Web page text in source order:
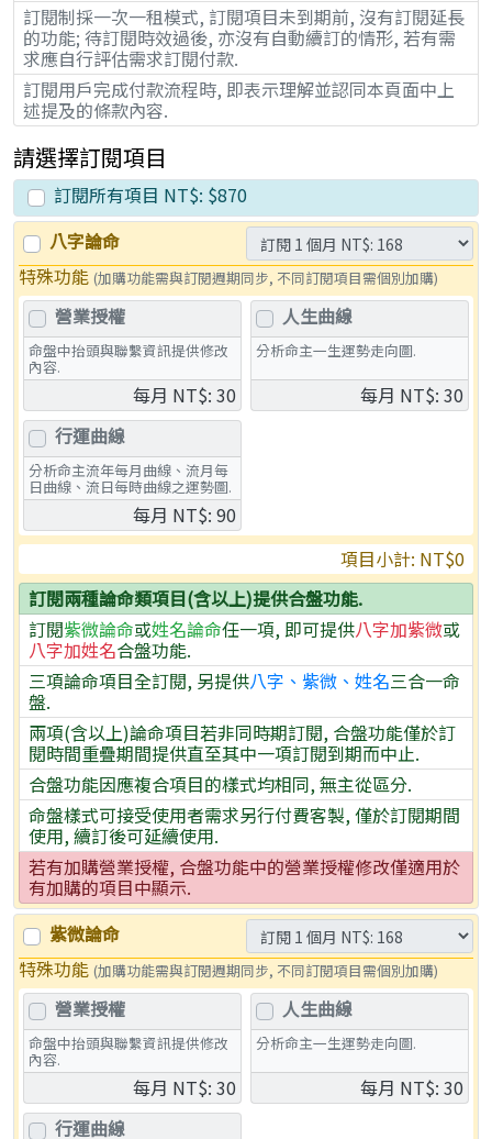
訂閱制採一次一租模式, 訂閱項目未到期前, 沒有訂閱延長
的功能; 待訂閱時效過後, 亦沒有自動續訂的情形, 若有需
求應自行評估需求訂閱付款.
訂閱用戶完成付款流程時, 即表示理解並認同本頁面中上
述提及的條款內容.
請選擇訂閱項目
訂閱所有項目 NT$: $870
八字論命
特殊功能 (加購功能需與訂閱週期同步, 不同訂閱項目需個別加購)
營業授權
命盤中抬頭與聯繫資訊提供修改
內容.
每月 NT$: 30
人生曲線
分析命主一生運勢走向圖.
每月 NT$: 30
行運曲線
分析命主流年每月曲線、流月每
日曲線、流日每時曲線之運勢圖.
每月 NT$: 90
項目小計: NT$0
訂閱兩種論命類項目(含以上)提供合盤功能.
訂閱紫微論命或姓名論命任一項, 即可提供八字加紫微或
八字加姓名合盤功能.
三項論命項目全訂閱, 另提供八字、紫微、姓名三合一命
盤.
兩項(含以上)論命項目若非同時期訂閱, 合盤功能僅於訂
閱時間重疊期間提供直至其中一項訂閱到期而中止.
合盤功能因應複合項目的樣式均相同, 無主從區分.
命盤樣式可接受使用者需求另行付費客製, 僅於訂閱期間
使用, 續訂後可延續使用.
若有加購營業授權, 合盤功能中的營業授權修改僅適用於
有加購的項目中顯示.
紫微論命
特殊功能 (加購功能需與訂閱週期同步, 不同訂閱項目需個別加購)
營業授權
命盤中抬頭與聯繫資訊提供修改
內容.
每月 NT$: 30
人生曲線
分析命主一生運勢走向圖.
每月 NT$: 30
行運曲線